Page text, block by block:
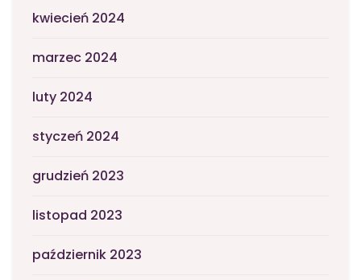
kwiecień 2024
marzec 2024
luty 2024
styczeń 2024
grudzień 2023
listopad 2023
październik 2023